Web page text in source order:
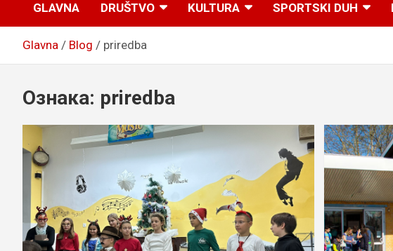
GLAVNA DRUŠTVO KULTURA SPORTSKI DUH
Glavna Blog priredba
Ознака: priredba